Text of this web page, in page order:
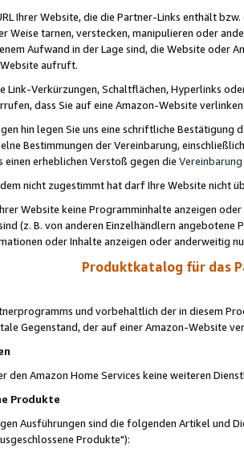
Ihrer Website, die die Partner-Links enthält
Weise tarnen, verstecken, manipulieren oder
Aufwand in der Lage sind, die Website oder
aufruft.
Link-Verkürzungen, Schaltflächen, Hyperlinks
dass Sie auf eine Amazon-Website
hin legen Sie uns eine schriftliche
Bestimmungen der Vereinbarung,
erheblichen Verstoß gegen die Vereinbarung
nicht zugestimmt hat darf Ihre Website nicht
Website keine Programminhalte anzeigen
(z. B. von anderen Einzelhändlern
oder Inhalte anzeigen oder anderweitig
Produktkatalog für das
und vorbehaltlich der in diesem
Gegenstand, der auf einer Amazon-Website
den Amazon Home Services keine weiteren
Produkte
Ausführungen sind die folgenden Artikel und
Produkte"):